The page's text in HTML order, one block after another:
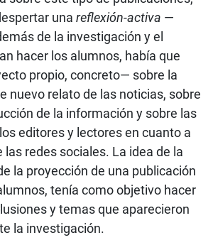
una reflexión-activa —
de la investigación y el
hacer los alumnos, había que
propio, concreto— sobre la
nuevo relato de las noticias, sobre
de la información y sobre las
editores y lectores en cuanto a
las redes sociales. La idea de la
la proyección de una publicación
tenía como objetivo hacer
y temas que aparecieron
la investigación.